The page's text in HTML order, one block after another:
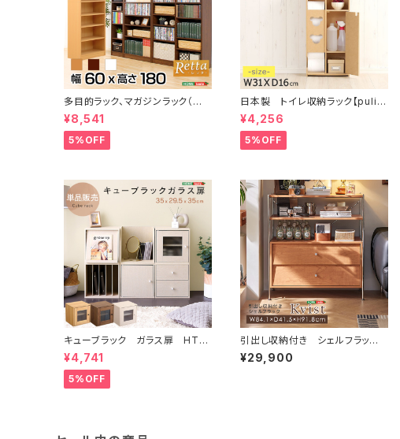
多目的ラック、マガジンラック（幅6
0cm）オシャレで大容量な収納本
棚、レイアウト自由｜Retta-レッ
タ- RT-1860
¥8,541
5%OFF
日本製 トイレ収納ラック【pulito
-プリート】 ワイドタイプ
¥4,256
5%OFF
キューブラック ガラス扉 HT-
QTG
¥4,741
5%OFF
引出し収納付き シェルフラッ
ク 【Kvist-クヴィスト-】 SH-L
I-100004
¥29,900